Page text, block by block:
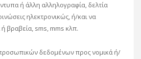
ή άλλη αλληλογραφία, δελτία
ηλεκτρονικώς, ή/και να
βραβεία, sms, mms κλπ.
δεδομένων προς νομικά ή/